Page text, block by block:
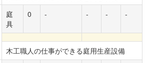
庭
具
0 - - - -
木工職人の仕事ができる庭用生産設備